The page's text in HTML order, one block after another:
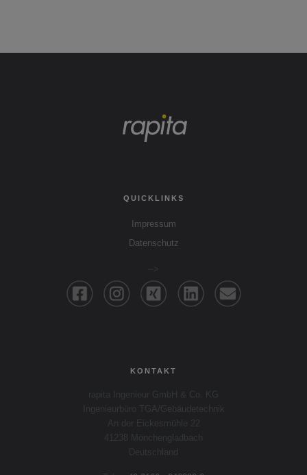
QUICKLINKS
Impressum
Datenschutz
KONTAKT